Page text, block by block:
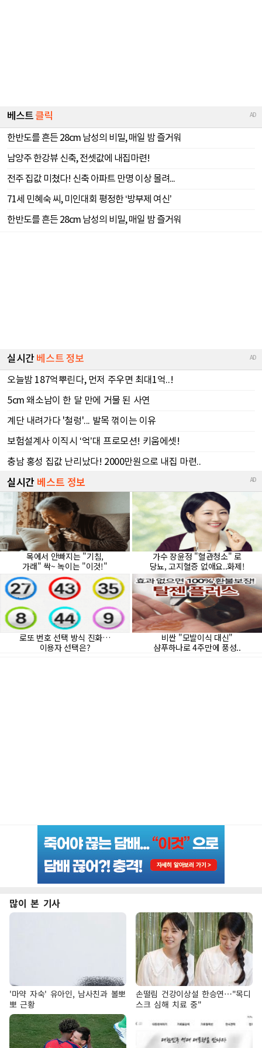
많이 본 기사
'마약 자숙' 유아인, 남사친과 볼뽀
뽀 근황
손떨림 건강이상설 한승연…"목디
스크 심해 치료 중"